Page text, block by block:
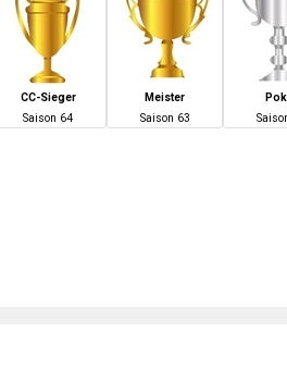
CC-Sieger
Saison 64
Meister
Saison 63
S